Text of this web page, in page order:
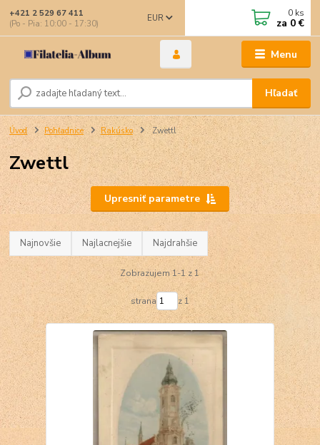
Menu
EUR
Hľadať
+421 2 529 67 411
(Po - Pia: 10:00 - 17:30)
0 ks
za 0 €
Úvod Pohľadnice Rakúsko Zwettl
Zwettl
Upresniť parametre
Najnovšie Najlacnejšie Najdrahšie
Zobrazujem 1-1 z 1
strana z 1